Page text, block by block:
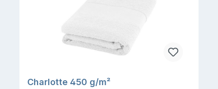
Charlotte 450 g/m²